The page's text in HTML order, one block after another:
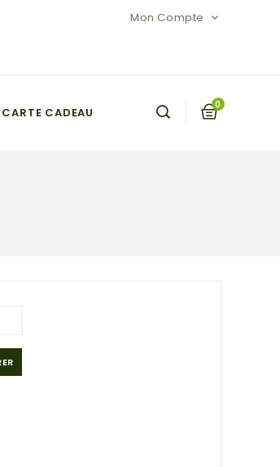
Mon Compte 
0
CARTE CADEAU